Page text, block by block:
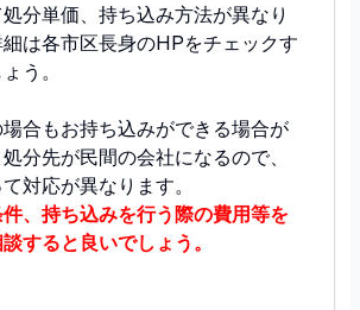
分単価、持ち込み方法が異なり
は各市区長身のHPをチェックす
う。
合もお持ち込みができる場合が
分先が民間の会社になるので、
対応が異なります。
、持ち込みを行う際の費用等を
すると良いでしょう。